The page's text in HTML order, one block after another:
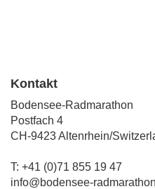
der
gewählt
werden
Kontakt
Bodensee-Radmarathon
Postfach 4
CH-9423 Altenrhein/
T: +41 (0)71 855 19 47
info@bodensee-